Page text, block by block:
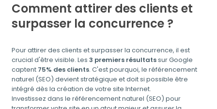
Comment attirer des clients et
surpasser la concurrence ?
Pour attirer des clients et surpasser la concurrence, il est
crucial d'être visible. Les 3 premiers résultatssur Google
captent 75% des clients. C'est pourquoi, le référencement
naturel (SEO) devient stratégique et doit si possible être
intégré dès la création de votre site Internet.
Investissez dans le référencement naturel (SEO) pour